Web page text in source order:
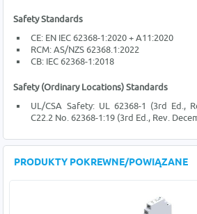
Safety Standards
CE: EN IEC 62368-1:2020 + A11:2020
RCM: AS/NZS 62368.1:2022
CB: IEC 62368-1:2018
Safety (Ordinary Locations) Standards
UL/CSA Safety: UL 62368-1 (3rd Ed.,
C22.2 No. 62368-1:19 (3rd Ed., Rev.
PRODUKTY POKREWNE/POWIĄZANE